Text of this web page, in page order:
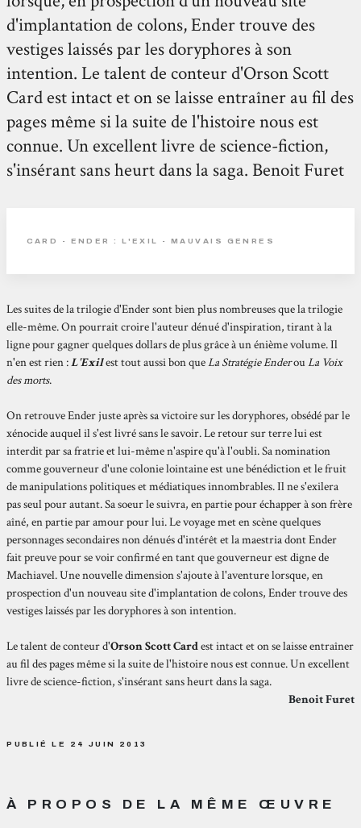
d'implantation de colons, Ender trouve des
vestiges laissés par les doryphores à son
intention. Le talent de conteur d'Orson Scott
Card est intact et on se laisse entraîner au fil des
pages même si la suite de l'histoire nous est
connue. Un excellent livre de science-fiction,
s'insérant sans heurt dans la saga. Benoit Furet
CARD - ENDER : L'EXIL - MAUVAIS GENRES
Les suites de la trilogie d'Ender sont bien plus nombreuses que la trilogie
elle-même. On pourrait croire l'auteur dénué d'inspiration, tirant à la
ligne pour gagner quelques dollars de plus grâce à un énième volume. Il
n'en est rien :L'Exilest tout aussi bon queLa Stratégie EnderouLa Voix
des morts.
On retrouve Ender juste après sa victoire sur les doryphores, obsédé par le
xénocide auquel il s'est livré sans le savoir. Le retour sur terre lui est
interdit par sa fratrie et lui-même n'aspire qu'à l'oubli. Sa nomination
comme gouverneur d'une colonie lointaine est une bénédiction et le fruit
de manipulations politiques et médiatiques innombrables. Il ne s'exilera
pas seul pour autant. Sa soeur le suivra, en partie pour échapper à son frère
aîné, en partie par amour pour lui. Le voyage met en scène quelques
personnages secondaires non dénués d'intérêt et la maestria dont Ender
fait preuve pour se voir confirmé en tant que gouverneur est digne de
Machiavel. Une nouvelle dimension s'ajoute à l'aventure lorsque, en
prospection d'un nouveau site d'implantation de colons, Ender trouve des
vestiges laissés par les doryphores à son intention.
Le talent de conteur d'Orson Scott Cardest intact et on se laisse entraîner
au fil des pages même si la suite de l'histoire nous est connue. Un excellent
livre de science-fiction, s'insérant sans heurt dans la saga.
Benoit Furet
PUBLIÉ LE 24 JUIN 2013
À PROPOS DE LA MÊME ŒUVRE